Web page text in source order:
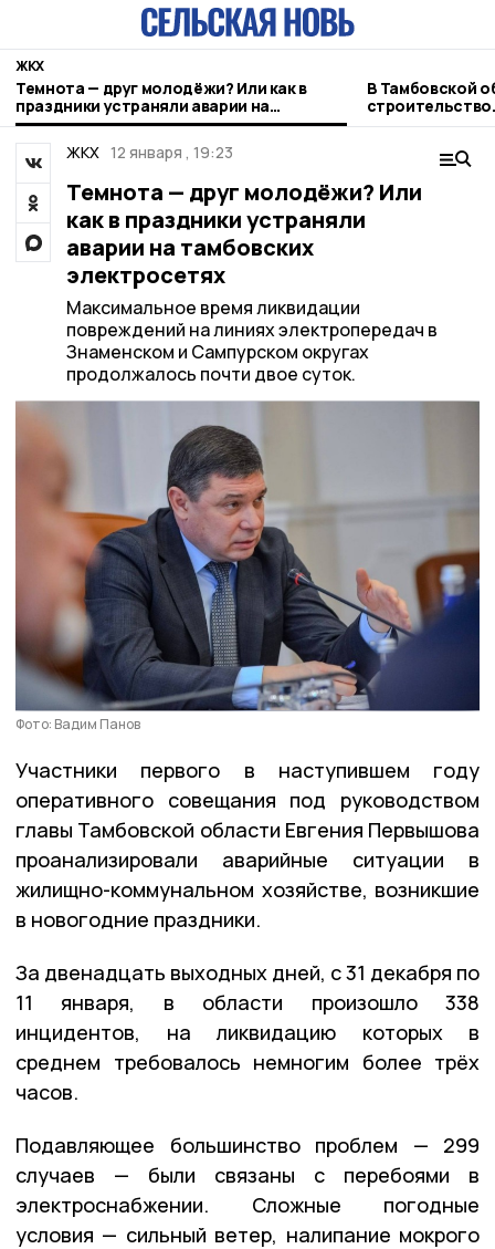
ЖКХ
Темнота — друг молодёжи? Или как в
праздники устраняли аварии на
тамбовских электросетях
В Тамбовской
строительство
ЖКХ 12 января , 19:23
Темнота — друг молодёжи? Или
как в праздники устраняли
аварии на тамбовских
электросетях
Максимальное время ликвидации
повреждений на линиях электропередач в
Знаменском и Сампурском округах
продолжалось почти двое суток.
Фото: Вадим Панов
Участники первого в наступившем году
оперативного совещания под руководством
главы Тамбовской области Евгения Первышова
проанализировали аварийные ситуации в
жилищно-коммунальном хозяйстве, возникшие
в новогодние праздники.
За двенадцать выходных дней, с 31 декабря по
11 января, в области произошло 338
инцидентов, на ликвидацию которых в
среднем требовалось немногим более трёх
часов.
Подавляющее большинство проблем — 299
случаев — были связаны с перебоями в
электроснабжении. Сложные погодные
условия — сильный ветер, налипание мокрого